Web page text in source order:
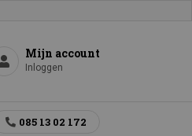
Mijn account
Inloggen
085 13 02 172